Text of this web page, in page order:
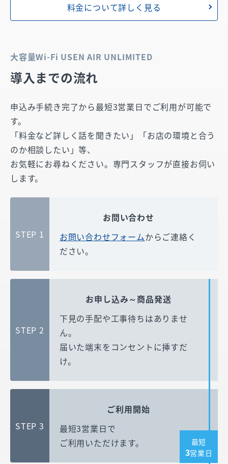
料金について詳しく見る
大容量Wi-Fi USEN AIR UNLIMITED
導入までの流れ
申込み手続き完了から最短3営業日でご利用が可能で
す。
「料金など詳しく話を聞きたい」「お店の環境と合う
のか相談したい」等、
お気軽にお尋ねください。専門スタッフが直接お伺い
します。
STEP 1
お問い合わせ
お問い合わせフォームからご連絡く
ださい。
STEP 2
お申し込み～商品発送
下見の手配や工事待ちはありませ
ん。
届いた端末をコンセントに挿すだ
け。
最短
3営業日
STEP 3
ご利用開始
最短3営業日で
ご利用いただけます。